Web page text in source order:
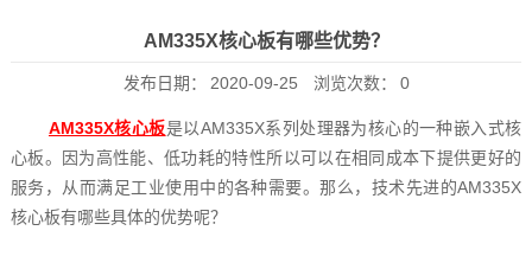
AM335X核心板‍有哪些优势？
发布日期： 2020-09-25 浏览次数： 0
AM335X核心板‍是以AM335X系列处理器为核心的一种嵌入式核
心板。因为高性能、低功耗的特性所以可以在相同成本下提供更好的
服务，从而满足工业使用中的各种需要。那么，技术先进的AM335X
核心板‍有哪些具体的优势呢？